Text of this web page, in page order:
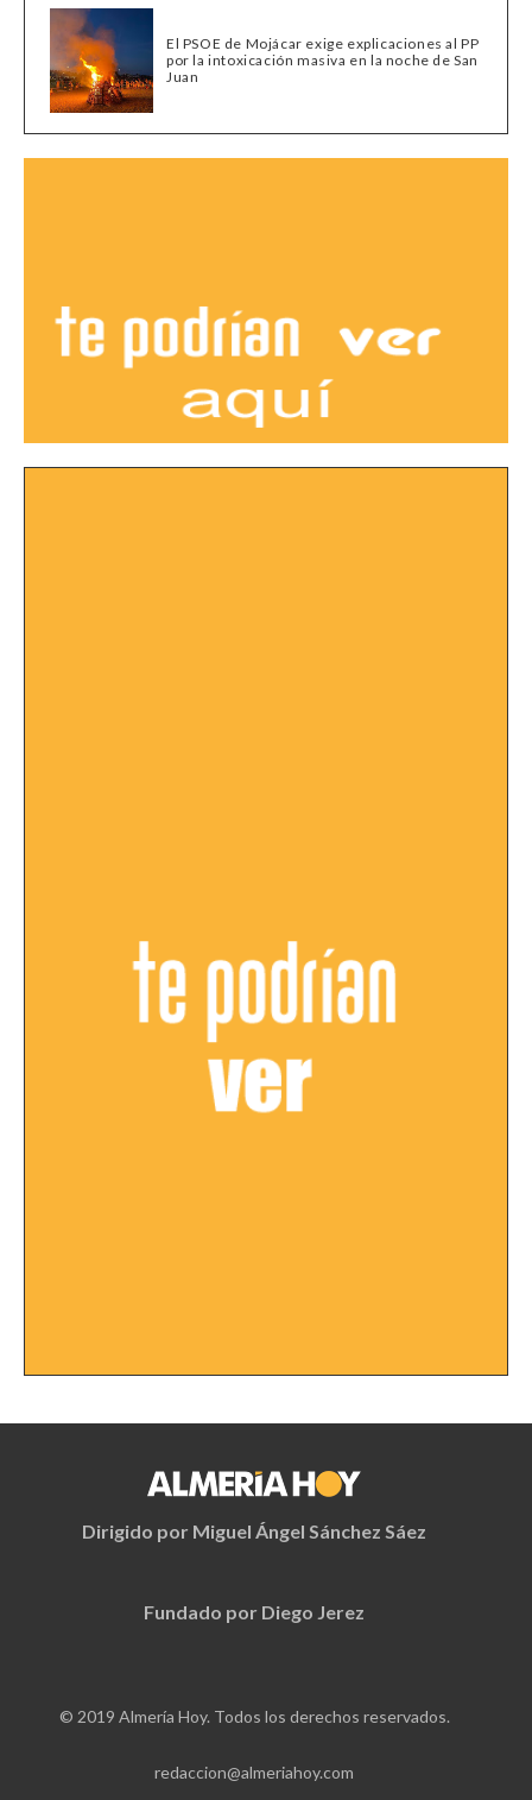
El PSOE de Mojácar exige explicaciones al PP
por la intoxicación masiva en la noche de San
Juan
Dirigido por Miguel Ángel Sánchez Sáez
Fundado por Diego Jerez
© 2019 Almería Hoy. Todos los derechos reservados.
redaccion@almeriahoy.com